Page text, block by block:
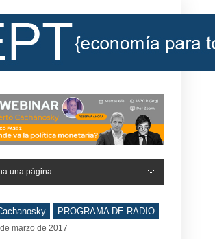
una página:
PROGRAMA DE RADIO
marzo de 2017